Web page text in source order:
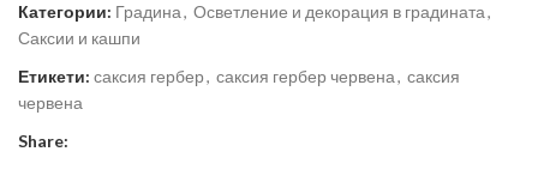
Категории: Градина, Осветление и декорация в градината,
Саксии и кашпи
Етикети: саксия гербер, саксия гербер червена, саксия
червена
Share: